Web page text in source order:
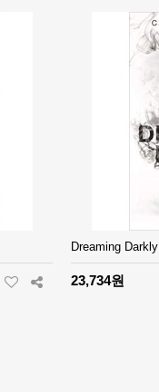
Dreaming Darkly
23,734원